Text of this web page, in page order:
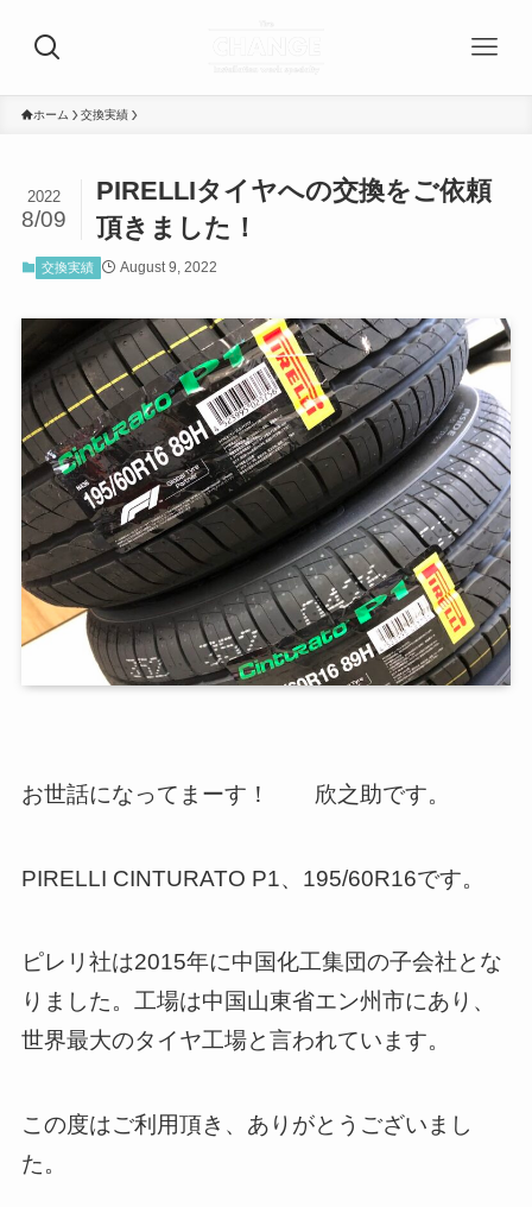
ホーム 交換実績
PIRELLIタイヤへの交換をご依頼
頂きました！
2022
8/09
交換実績 August 9, 2022
お世話になってまーす！ 欣之助です。
PIRELLI CINTURATO P1、195/60R16です。
ピレリ社は2015年に中国化工集団の子会社とな
りました。工場は中国山東省エン州市にあり、
世界最大のタイヤ工場と言われています。
この度はご利用頂き、ありがとうございまし
た。